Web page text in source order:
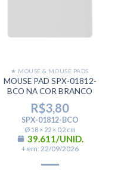
★ MOUSE & MOUSE PADS
MOUSE PAD SPX-01812-
BCO NA COR BRANCO
R$3,80
SPX-01812-BCO
Ø 18 × 22 × 0,2 cm
39.611/UNID.
+ em: 22/09/2026